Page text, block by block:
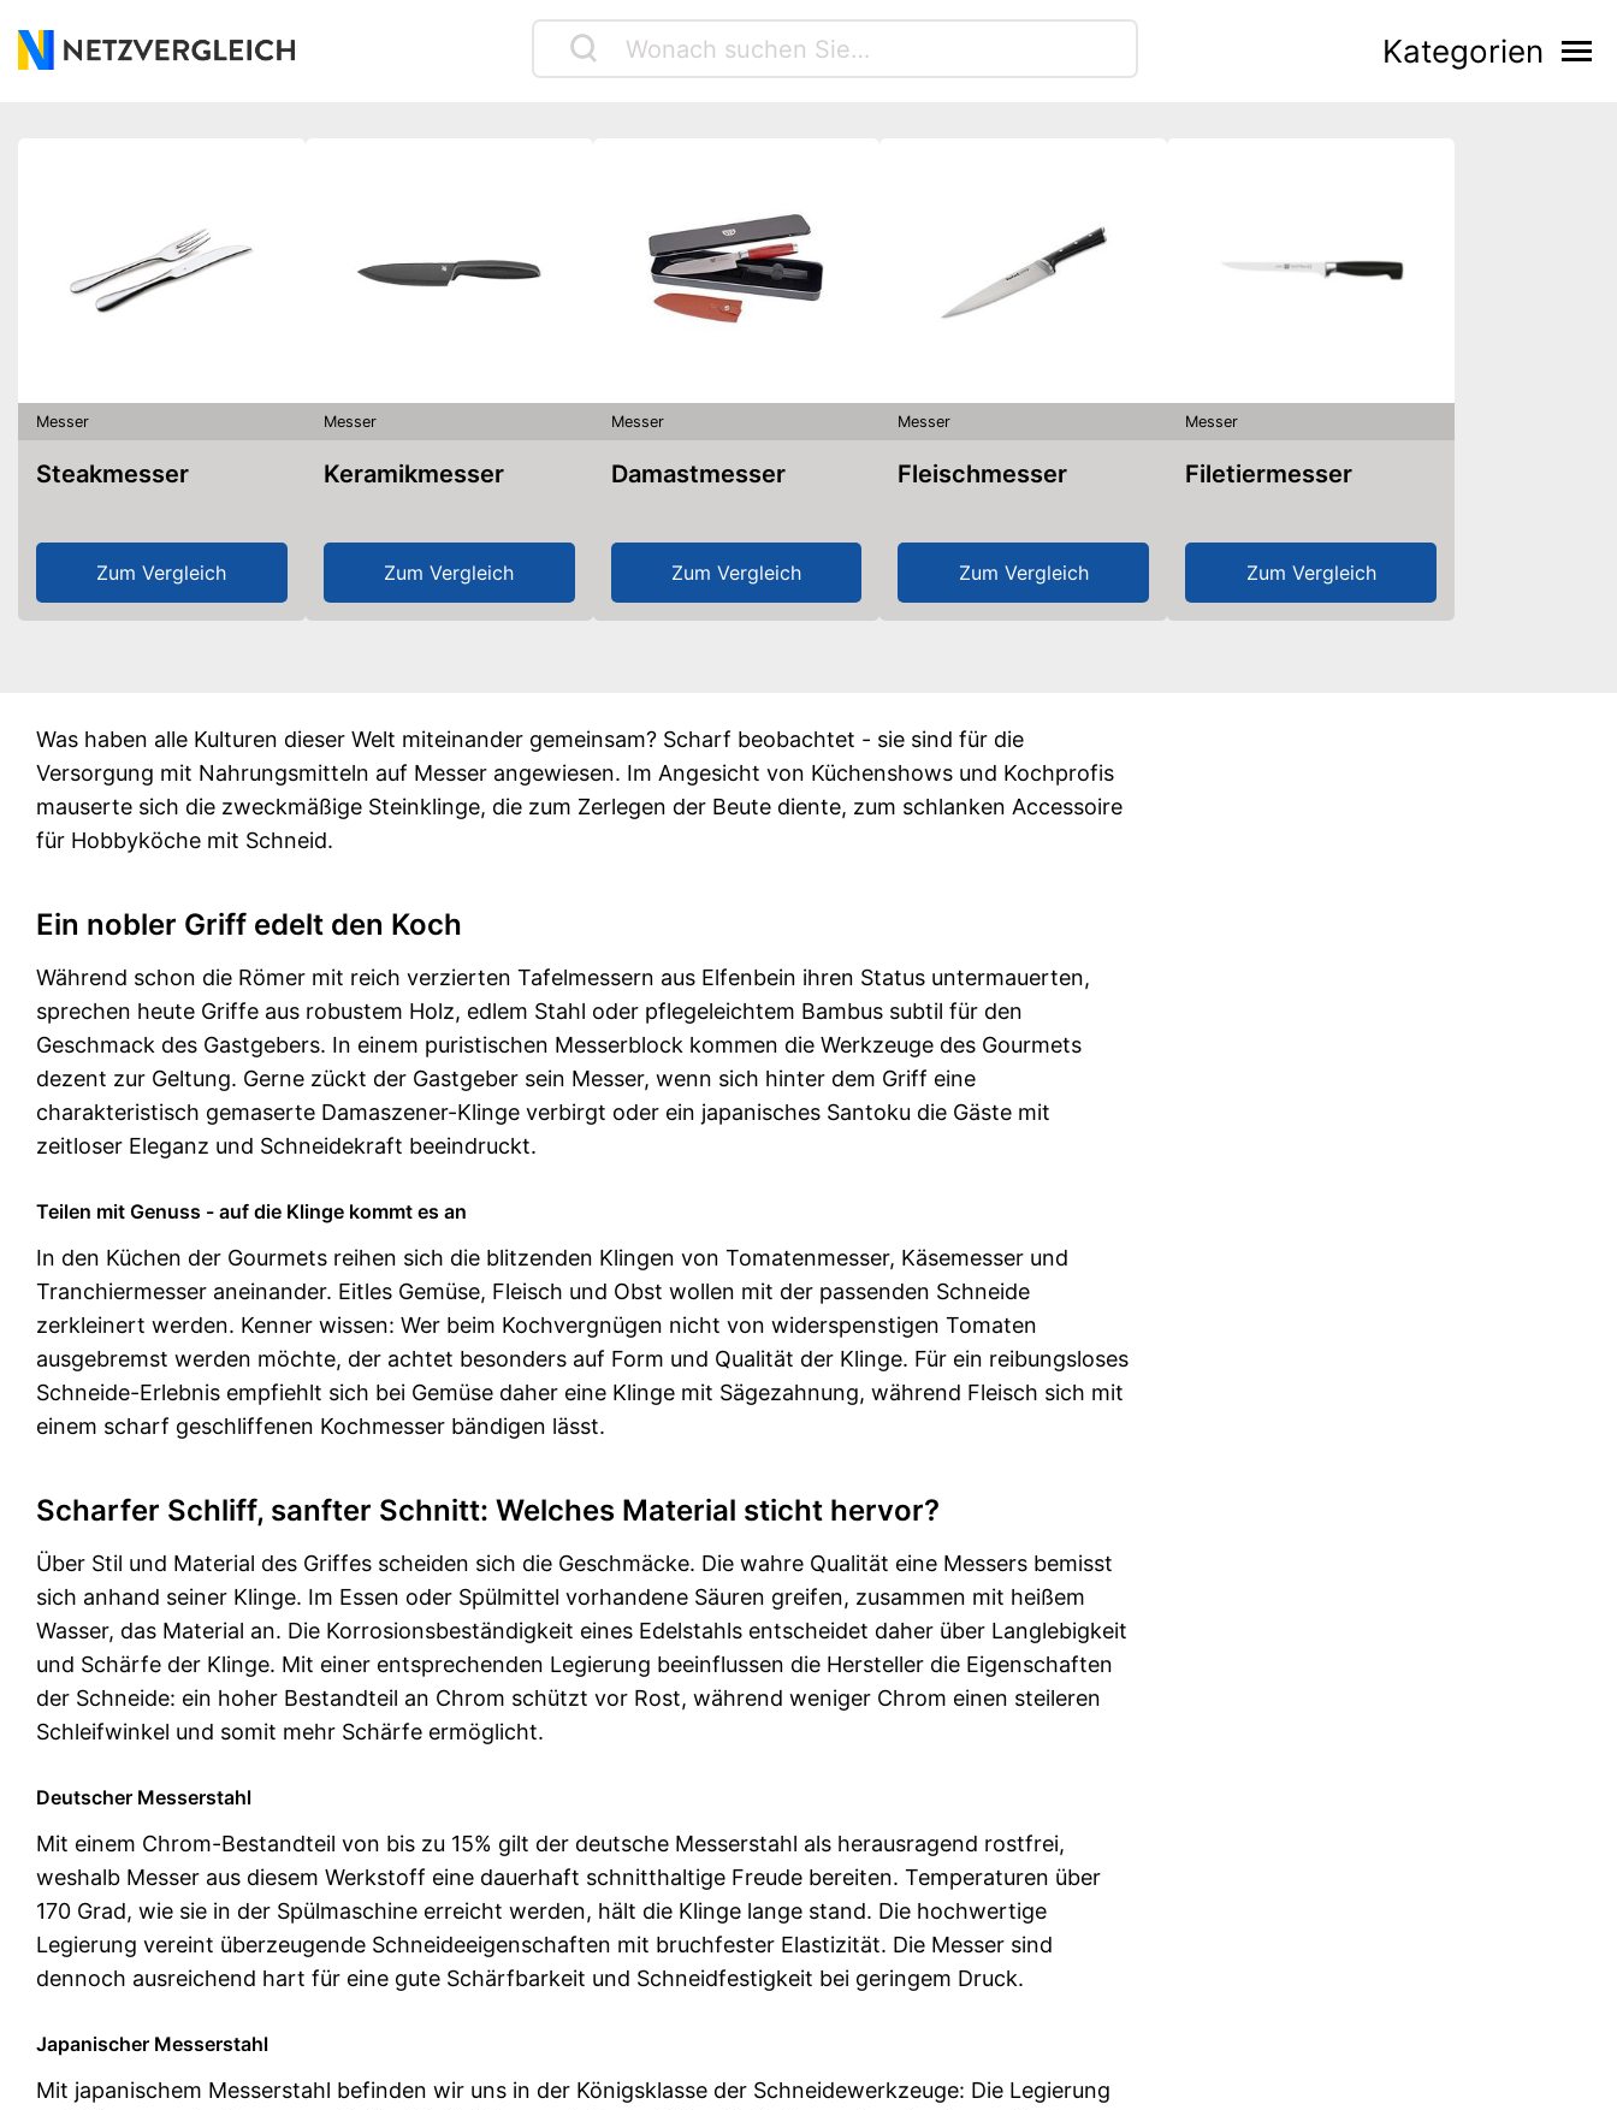
Kategorien
Messer
Steakmesser
Zum Vergleich
Messer
Keramikmesser
Zum Vergleich
Messer
Damastmesser
Zum Vergleich
Messer
Fleischmesser
Zum Vergleich
Messer
Filetiermesser
Zum Vergleich
Was haben alle Kulturen dieser Welt miteinander gemeinsam? Scharf beobachtet - sie sind für die
Versorgung mit Nahrungsmitteln auf Messer angewiesen. Im Angesicht von Küchenshows und Kochprofis
mauserte sich die zweckmäßige Steinklinge, die zum Zerlegen der Beute diente, zum schlanken Accessoire
für Hobbyköche mit Schneid.
Ein nobler Griff edelt den Koch
Während schon die Römer mit reich verzierten Tafelmessern aus Elfenbein ihren Status untermauerten,
sprechen heute Griffe aus robustem Holz, edlem Stahl oder pflegeleichtem Bambus subtil für den
Geschmack des Gastgebers. In einem puristischen Messerblock kommen die Werkzeuge des Gourmets
dezent zur Geltung. Gerne zückt der Gastgeber sein Messer, wenn sich hinter dem Griff eine
charakteristisch gemaserte Damaszener-Klinge verbirgt oder ein japanisches Santoku die Gäste mit
zeitloser Eleganz und Schneidekraft beeindruckt.
Teilen mit Genuss - auf die Klinge kommt es an
In den Küchen der Gourmets reihen sich die blitzenden Klingen von Tomatenmesser, Käsemesser und
Tranchiermesser aneinander. Eitles Gemüse, Fleisch und Obst wollen mit der passenden Schneide
zerkleinert werden. Kenner wissen: Wer beim Kochvergnügen nicht von widerspenstigen Tomaten
ausgebremst werden möchte, der achtet besonders auf Form und Qualität der Klinge. Für ein reibungsloses
Schneide-Erlebnis empfiehlt sich bei Gemüse daher eine Klinge mit Sägezahnung, während Fleisch sich mit
einem scharf geschliffenen Kochmesser bändigen lässt.
Scharfer Schliff, sanfter Schnitt: Welches Material sticht hervor?
Über Stil und Material des Griffes scheiden sich die Geschmäcke. Die wahre Qualität eine Messers bemisst
sich anhand seiner Klinge. Im Essen oder Spülmittel vorhandene Säuren greifen, zusammen mit heißem
Wasser, das Material an. Die Korrosionsbeständigkeit eines Edelstahls entscheidet daher über Langlebigkeit
und Schärfe der Klinge. Mit einer entsprechenden Legierung beeinflussen die Hersteller die Eigenschaften
der Schneide: ein hoher Bestandteil an Chrom schützt vor Rost, während weniger Chrom einen steileren
Schleifwinkel und somit mehr Schärfe ermöglicht.
Deutscher Messerstahl
Mit einem Chrom-Bestandteil von bis zu 15% gilt der deutsche Messerstahl als herausragend rostfrei,
weshalb Messer aus diesem Werkstoff eine dauerhaft schnitthaltige Freude bereiten. Temperaturen über
170 Grad, wie sie in der Spülmaschine erreicht werden, hält die Klinge lange stand. Die hochwertige
Legierung vereint überzeugende Schneideeigenschaften mit bruchfester Elastizität. Die Messer sind
dennoch ausreichend hart für eine gute Schärfbarkeit und Schneidfestigkeit bei geringem Druck.
Japanischer Messerstahl
Mit japanischem Messerstahl befinden wir uns in der Königsklasse der Schneidewerkzeuge: Die Legierung